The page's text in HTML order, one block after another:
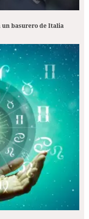
basurero de Italia